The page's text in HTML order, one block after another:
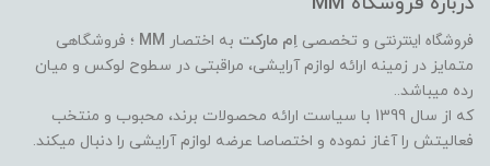
فروشگاه اینترنتی و تخصصی اِم مارکت به اختصار MM ؛ فروشگاهی
متمایز در زمینه ارائه لوازم آرایشی، مراقبتی در سطوح لوکس و میان
رده میباشد..
که از سال 1399 با سیاست ارائه محصولات برند، محبوب و منتخب
فعالیتش را آغاز نموده و اختصاصا عرضه لوازم آرایشی را دنبال میکند.